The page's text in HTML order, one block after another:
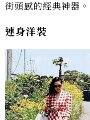
街頭感的經典神器。
連身洋裝